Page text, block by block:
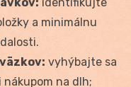
a minimálnu
vyhýbajte sa
na dlh;